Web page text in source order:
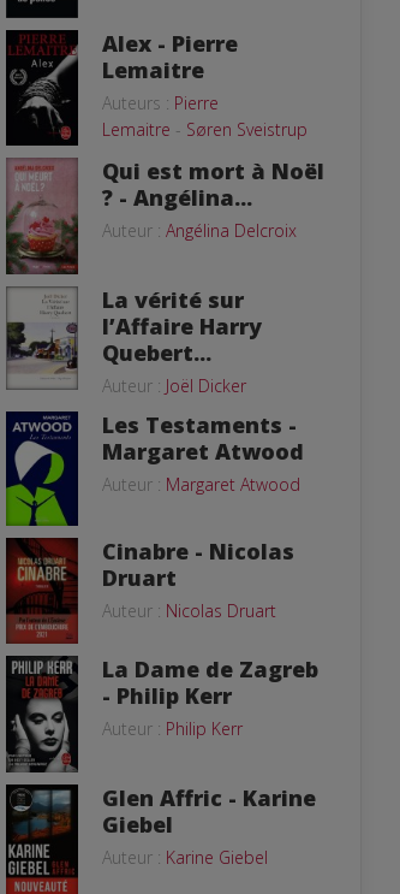
Alex - Pierre
Lemaitre
Auteurs : Pierre
Lemaitre - Søren Sveistrup
Qui est mort à Noël
? - Angélina...
Auteur : Angélina Delcroix
La vérité sur
l’Affaire Harry
Quebert...
Auteur : Joël Dicker
Les Testaments -
Margaret Atwood
Auteur : Margaret Atwood
Cinabre - Nicolas
Druart
Auteur : Nicolas Druart
La Dame de Zagreb
- Philip Kerr
Auteur : Philip Kerr
Glen Affric - Karine
Giebel
Auteur : Karine Giebel